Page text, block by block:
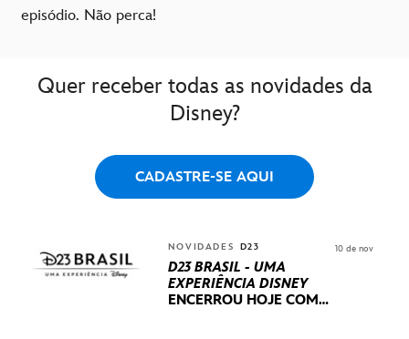
episódio. Não perca!
Quer receber todas as novidades da
Disney?
CADASTRE-SE AQUI
NOVIDADES D23
D23 BRASIL - UMA
EXPERIÊNCIA DISNEY
ENCERROU HOJE COM
10 de nov